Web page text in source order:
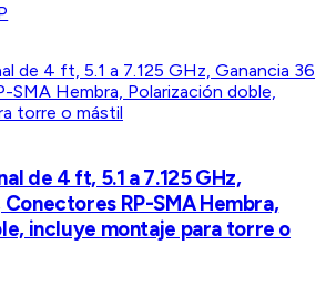
de 4 ft, 5.1 a 7.125 GHz,
Conectores RP-SMA Hembra,
incluye montaje para torre o